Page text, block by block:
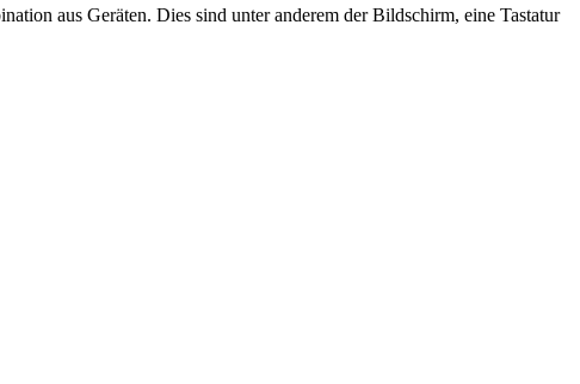
aus Geräten. Dies sind unter anderem der Bildschirm, eine Tastatur